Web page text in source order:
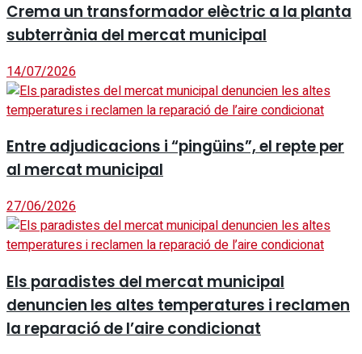
Crema un transformador elèctric a la planta
subterrània del mercat municipal
14/07/2026
Entre adjudicacions i “pingüins”, el repte per
al mercat municipal
27/06/2026
Els paradistes del mercat municipal
denuncien les altes temperatures i reclamen
la reparació de l’aire condicionat